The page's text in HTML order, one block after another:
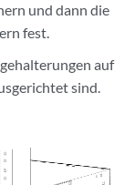
und dann die
fest.
auf
sind.